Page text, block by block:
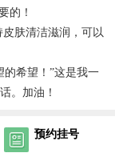
的！
肤清洁滋润，可以
的希望！”这是我一
。加油！
预约挂号